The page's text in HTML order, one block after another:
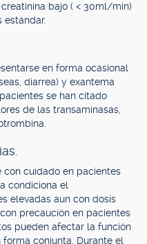
bajo ( < 30ml/min)
estándar.
en forma ocasional
diarrea) y exantema
se han citado
de las transaminasas,
con cuidado en pacientes
condiciona el
elevadas aun con dosis
precaución en pacientes
pueden afectar la función
conjunta. Durante el